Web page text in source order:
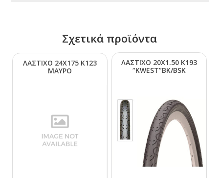
Σχετικά προϊόντα
ΛΑΣΤΙΧΟ 24Χ175 Κ123
ΜΑΥΡΟ
ΛΑΣΤΙΧΟ 20Χ1.50 Κ193
“ΚWΕSΤ”ΒΚ/ΒSΚ